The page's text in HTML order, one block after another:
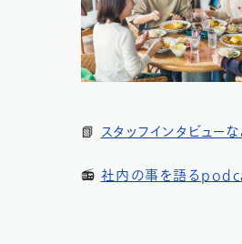
📗 スタッフインタビュ
📻 社内の事を語る